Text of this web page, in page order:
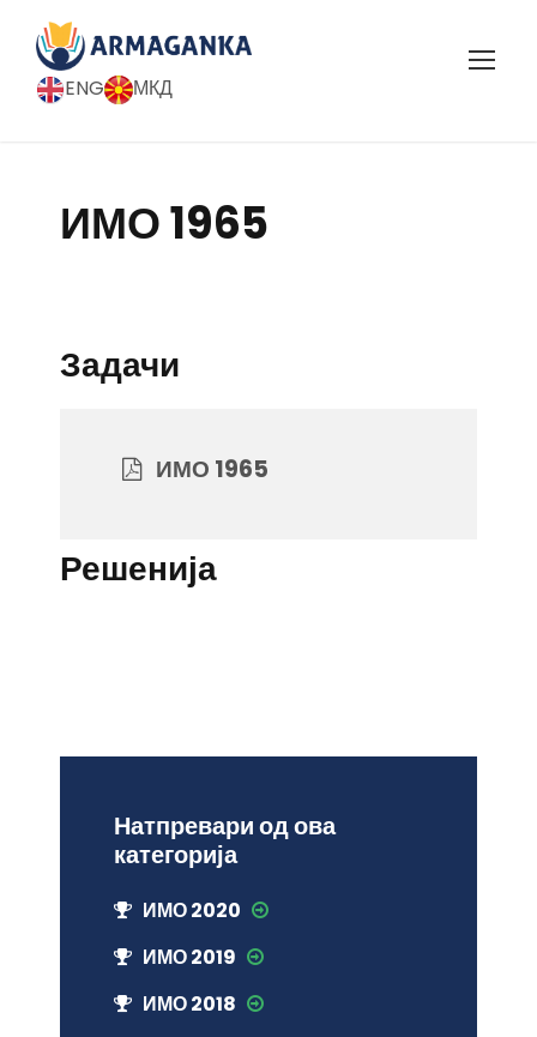
ENG МКД
ИМО 1965
Задачи
ИМО 1965
Решенија
Натпревари од ова
категорија
ИМО 2020
ИМО 2019
ИМО 2018